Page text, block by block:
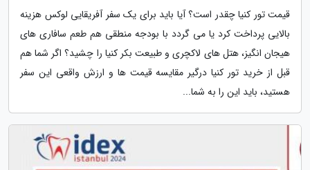
قیمت تور کنیا چقدر است؟ آیا باید برای یک سفر آفریقایی لوکس هزینه
بالایی پرداخت کرد یا می گردد با بودجه منطقی هم طعم سافاری های
هیجان انگیز، هتل های لاکچری و طبیعت بکر کنیا را چشید؟ اگر شما هم
قبل از خرید تور کنیا درگیر مقایسه قیمت ها و ارزش واقعی این سفر
هستید، باید این را به شما...